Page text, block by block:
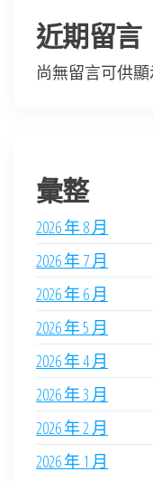
近期留言
尚無留言可供顯
彙整
2026 年 8 月
2026 年 7 月
2026 年 6 月
2026 年 5 月
2026 年 4 月
2026 年 3 月
2026 年 2 月
2026 年 1 月